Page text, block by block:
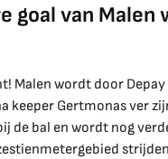
goal van Malen
Malen wordt door
keeper Gertmonas ver
de bal en wordt nog